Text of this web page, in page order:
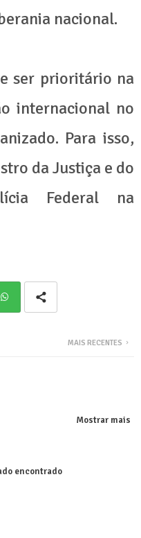
nacional.
ser prioritário na
internacional no
Para isso,
da Justiça e do
Federal na
MAIS RECENTES
Mostrar mais
encontrado